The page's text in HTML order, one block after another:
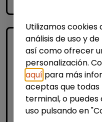
Logística, Almacén y
Utilizamos
análisis de uso y
así como ofrecer
personalización.
aquí para más
aceptas que todas
terminal, o
uso pulsando en